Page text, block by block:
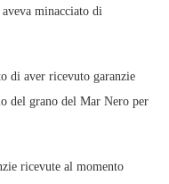
minacciato di
di aver ricevuto garanzie
del grano del Mar Nero per
ricevute al momento